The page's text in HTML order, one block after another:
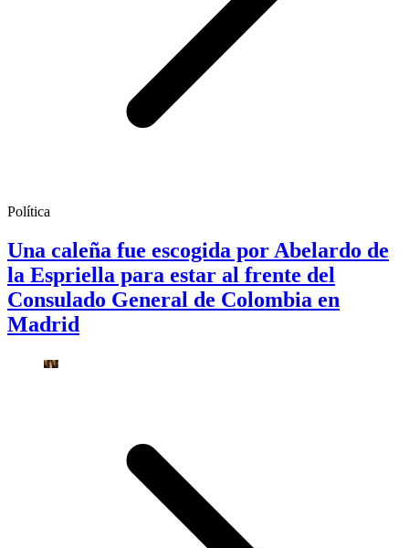
Política
Una caleña fue escogida por Abelardo de
la Espriella para estar al frente del
Consulado General de Colombia en
Madrid